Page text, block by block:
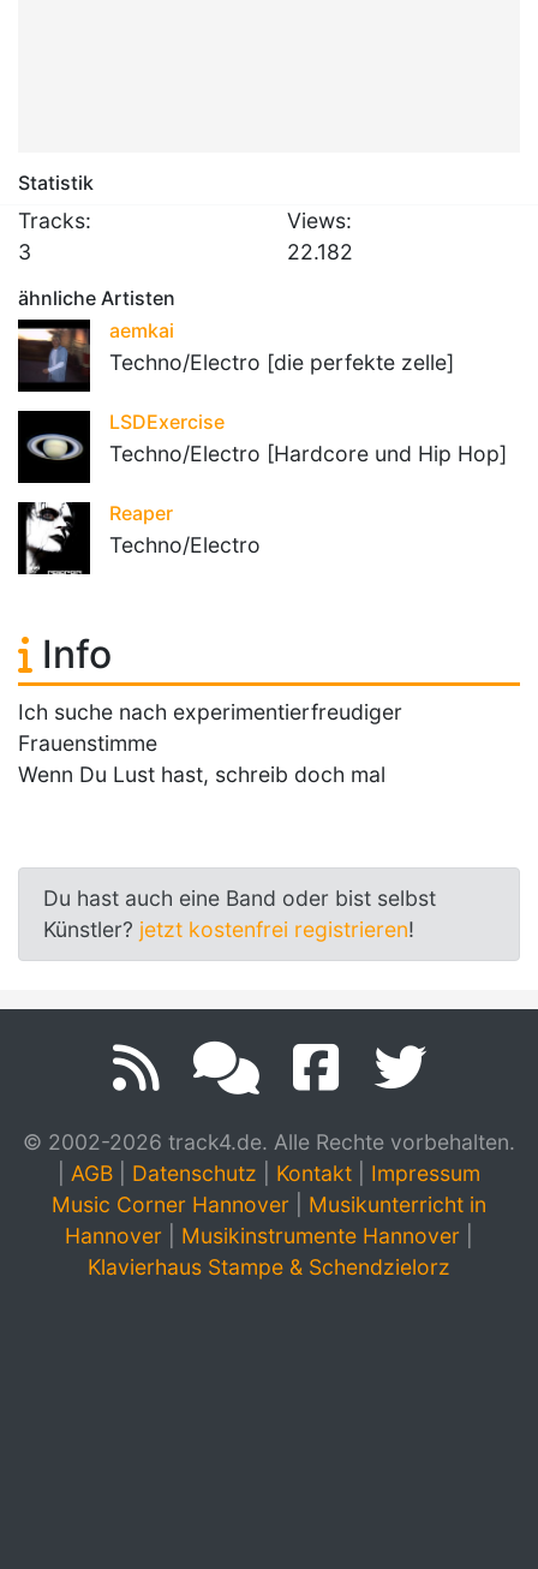
Statistik
Tracks:
3
Views:
22.182
ähnliche Artisten
aemkai
Techno/Electro [die perfekte zelle]
LSDExercise
Techno/Electro [Hardcore und Hip Hop]
Reaper
Techno/Electro
Info
Ich suche nach experimentierfreudiger
Frauenstimme
Wenn Du Lust hast, schreib doch mal
Du hast auch eine Band oder bist selbst
Künstler? jetzt kostenfrei registrieren!
© 2002-2026 track4.de. Alle Rechte vorbehalten.
AGB Datenschutz Kontakt
Impressum
Music Corner Hannover
Musikunterricht in
Hannover
Musikinstrumente Hannover
Klavierhaus Stampe & Schendzielorz